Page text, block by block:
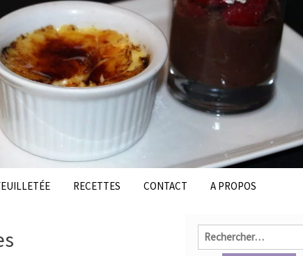
RECETTES CONTACT A PROPOS
Rechercher :